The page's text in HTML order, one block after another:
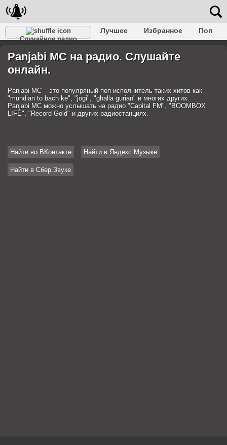
Случайное радио
Лучшее Избранное
Поп
Разговорное
Рэп Транс Дип-хаус
Джаз
Детское
Panjabi MC на радио. Слушайте
онлайн.
Panjabi MC – это популряный поп исполнитель таких хитов как
"mundian to bach ke", "jogi", "ghalla gurian" и многих других.
Panjabi MC можно услышать на радио "Capital FM", "BOOMBOX
LIFE", "Record Gold" и других радиостанциях.
Найти во ВКонтакте Найти в Яндекс.Музыке
Найти в Сбер.Звуке